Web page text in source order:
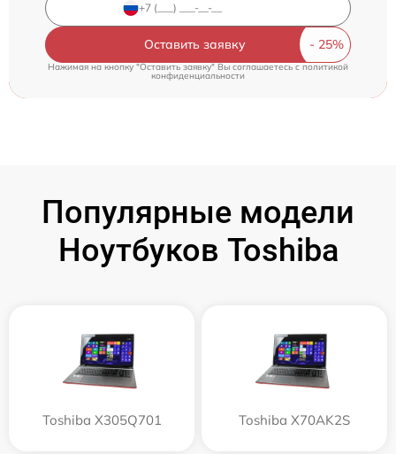
Оставить заявку
Нажимая на кнопку "Оставить заявку" Вы соглашаетесь cполитикой
конфиденциальности
Популярные модели
Ноутбуков Toshiba
Toshiba X305Q701 Toshiba X70AK2S